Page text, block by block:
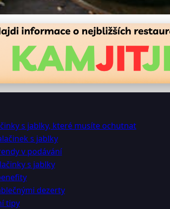
bavorských
s jablky, které musíte ochutnat
s jablky
v podávání
s jablky
dezerty
tipy